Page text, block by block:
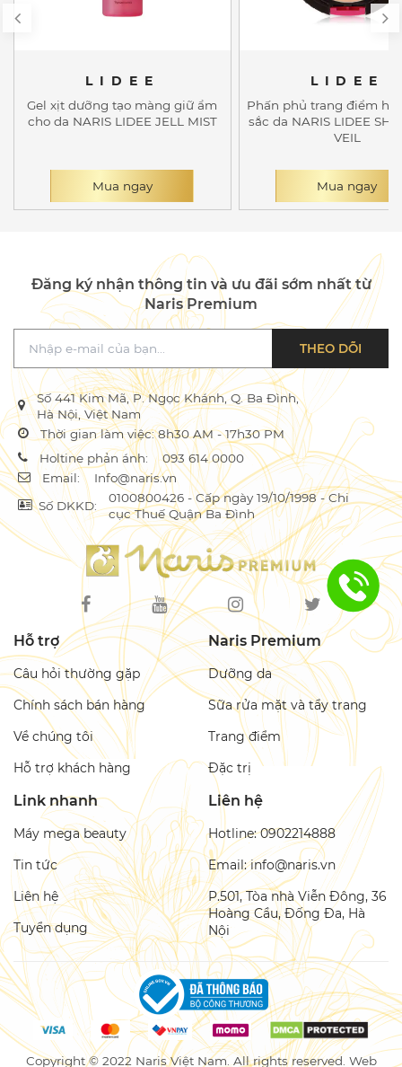
LIDEE
Gel xịt dưỡng tạo màng giữ ẩm
cho da NARIS LIDEE JELL MIST
Mua ngay
LIDEE
Phấn phủ trang điểm
sắc da NARIS LIDEE
VEIL
Mua ngay
Đăng ký nhận thông tin và ưu đãi sớm nhất từ
Naris Premium
THEO DÕI
Số 441 Kim Mã, P. Ngọc Khánh, Q. Ba Đình,
Hà Nội, Việt Nam
Thời gian làm việc: 8h30 AM - 17h30 PM
Holtine phản ánh:
093 614 0000
Email:
Info@naris.vn
Số DKKD:
0100800426 - Cấp ngày 19/10/1998 - Chi
cục Thuế Quận Ba Đình
Hỗ trợ
Câu hỏi thường gặp
Chính sách bán hàng
Về chúng tôi
Hỗ trợ khách hàng
Naris Premium
Dưỡng da
Sữa rửa mặt và tẩy trang
Trang điểm
Đặc trị
Link nhanh
Máy mega beauty
Tin tức
Liên hệ
Tuyển dụng
Liên hệ
Hotline: 0902214888
Email: info@naris.vn
P.501, Tòa nhà Viễn Đông, 36
Hoàng Cầu, Đống Đa, Hà
Nội
Copyright © 2022 Naris Việt Nam. All rights reserved. Web